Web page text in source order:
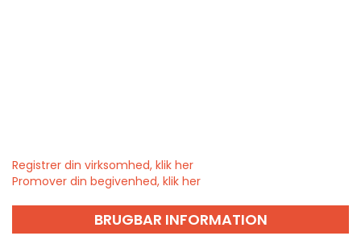
Registrer din virksomhed, klik her
Promover din begivenhed, klik her
BRUGBAR INFORMATION